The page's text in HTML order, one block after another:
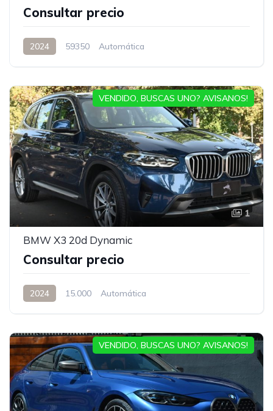
Consultar precio
2024 59350 Automática
1
BMW X3 20d Dynamic
Consultar precio
2024 15.000 Automática
VENDIDO, BUSCAS UNO? AVISANOS!
VENDIDO, BUSCAS UNO? AVISANOS!